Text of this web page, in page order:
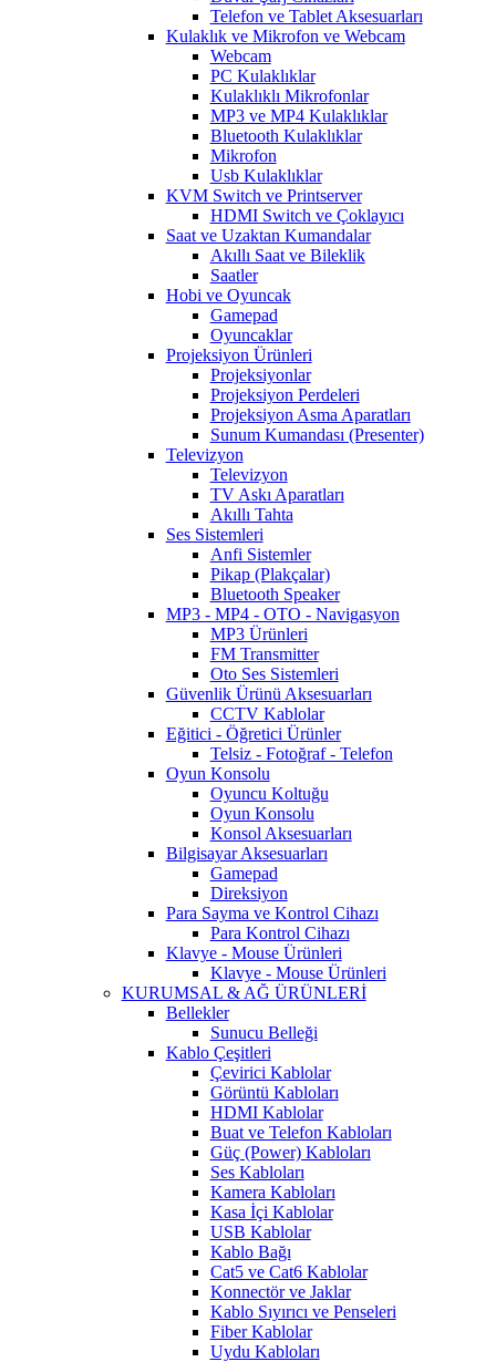
Telefon ve Tablet Aksesuarları
Kulaklık ve Mikrofon ve Webcam
Webcam
PC Kulaklıklar
Kulaklıklı Mikrofonlar
MP3 ve MP4 Kulaklıklar
Bluetooth Kulaklıklar
Mikrofon
Usb Kulaklıklar
KVM Switch ve Printserver
HDMI Switch ve Çoklayıcı
Saat ve Uzaktan Kumandalar
Akıllı Saat ve Bileklik
Saatler
Hobi ve Oyuncak
Gamepad
Oyuncaklar
Projeksiyon Ürünleri
Projeksiyonlar
Projeksiyon Perdeleri
Projeksiyon Asma Aparatları
Sunum Kumandası (Presenter)
Televizyon
Televizyon
TV Askı Aparatları
Akıllı Tahta
Ses Sistemleri
Anfi Sistemler
Pikap (Plakçalar)
Bluetooth Speaker
MP3 - MP4 - OTO - Navigasyon
MP3 Ürünleri
FM Transmitter
Oto Ses Sistemleri
Güvenlik Ürünü Aksesuarları
CCTV Kablolar
Eğitici - Öğretici Ürünler
Telsiz - Fotoğraf - Telefon
Oyun Konsolu
Oyuncu Koltuğu
Oyun Konsolu
Konsol Aksesuarları
Bilgisayar Aksesuarları
Gamepad
Direksiyon
Para Sayma ve Kontrol Cihazı
Para Kontrol Cihazı
Klavye - Mouse Ürünleri
Klavye - Mouse Ürünleri
KURUMSAL & AĞ ÜRÜNLERİ
Bellekler
Sunucu Belleği
Kablo Çeşitleri
Çevirici Kablolar
Görüntü Kabloları
HDMI Kablolar
Buat ve Telefon Kabloları
Güç (Power) Kabloları
Ses Kabloları
Kamera Kabloları
Kasa İçi Kablolar
USB Kablolar
Kablo Bağı
Cat5 ve Cat6 Kablolar
Konnectör ve Jaklar
Kablo Sıyırıcı ve Penseleri
Fiber Kablolar
Uydu Kabloları